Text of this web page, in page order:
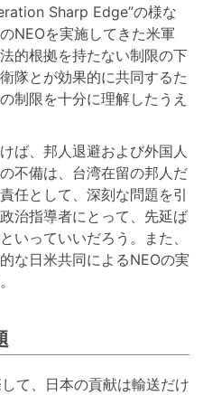
Sharp Edge”の様な
NEOを実施してきた米軍
的根拠を持たない制限の下
隊とが効果的に共同するた
制限を十分に理解したうえ
ば、邦人退避および外国人
不備は、台湾在留の邦人だ
任として、深刻な問題を引
治指導者にとって、先延ば
いっていいだろう。また、
な日米共同によるNEOの実
て、日本の貢献は輸送だけ